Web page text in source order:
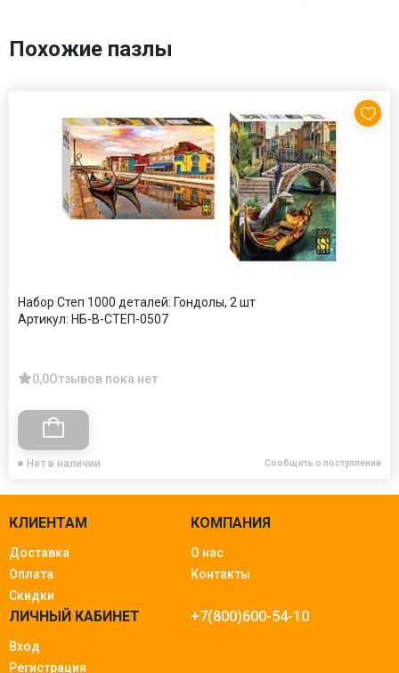
Похожие пазлы
Набор Степ 1000 деталей: Гондолы, 2 шт
Артикул: НБ-В-СТЕП-0507
0,0Отзывов пока нет
Нет в наличии Сообщить о поступлении
КЛИЕНТАМ
Доставка
Оплата
Скидки
КОМПАНИЯ
О нас
Контакты
ЛИЧНЫЙ КАБИНЕТ
Вход
Регистрация
+7(800)600-54-10